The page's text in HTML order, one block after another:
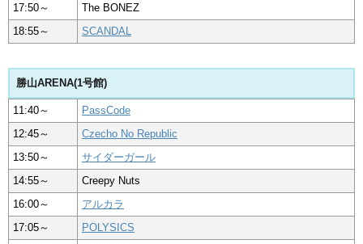
17:50～
The BONEZ
18:55～
SCANDAL
勝山ARENA(1号館)
11:40～
PassCode
12:45～
Czecho No Republic
13:50～
サイダーガール
14:55～
Creepy Nuts
16:00～
アルカラ
17:05～
POLYSICS